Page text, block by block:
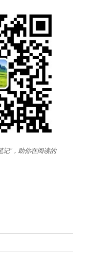
记”，助你在阅读的